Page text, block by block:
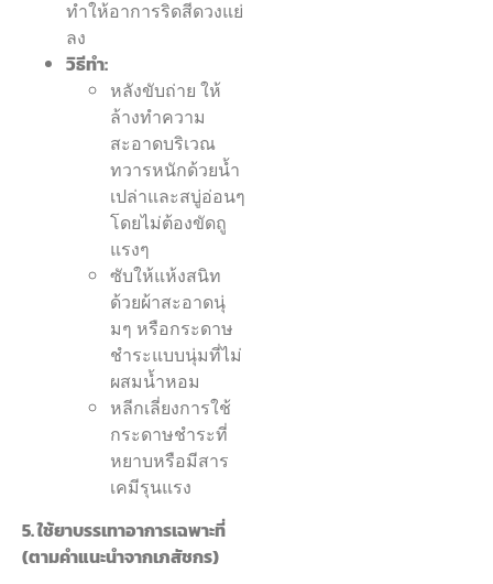
ทำให้อาการริดสีดวงแย่
ลง
วิธีทำ:
หลังขับถ่าย ให้
ล้างทำความ
สะอาดบริเวณ
ทวารหนักด้วยน้ำ
เปล่าและสบู่อ่อนๆ
โดยไม่ต้องขัดถู
แรงๆ
ซับให้แห้งสนิท
ด้วยผ้าสะอาดนุ่
มๆ หรือกระดาษ
ชำระแบบนุ่มที่ไม่
ผสมน้ำหอม
หลีกเลี่ยงการใช้
กระดาษชำระที่
หยาบหรือมีสาร
เคมีรุนแรง
5. ใช้ยาบรรเทาอาการเฉพาะที่
(ตามคำแนะนำจากเภสัชกร)